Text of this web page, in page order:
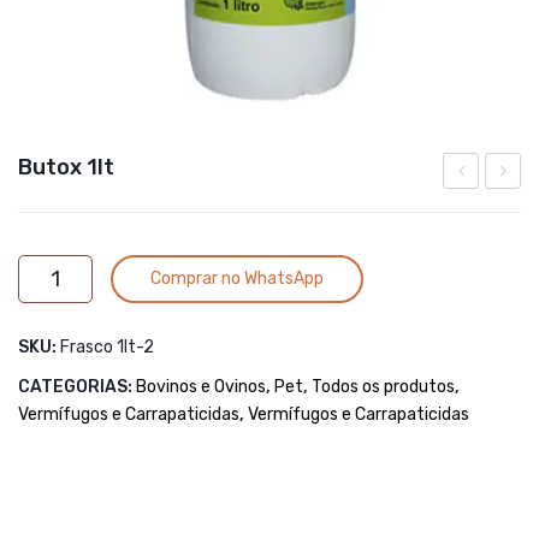
Butox 1lt
Butox
1lt
Comprar no WhatsApp
SKU: Frasco 1lt-2
CATEGORIAS: Bovinos e Ovinos, Pet, Todos os produtos,
Vermífugos e Carrapaticidas, Vermífugos e Carrapaticidas